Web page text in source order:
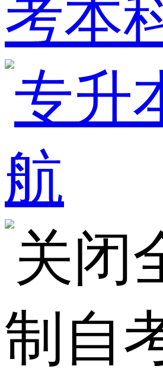
考本
制自